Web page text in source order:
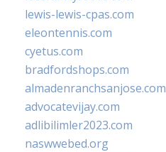
lewis-lewis-cpas.com
eleontennis.com
cyetus.com
bradfordshops.com
almadenranchsanjose.com
advocatevijay.com
adlibilimler2023.com
naswwebed.org